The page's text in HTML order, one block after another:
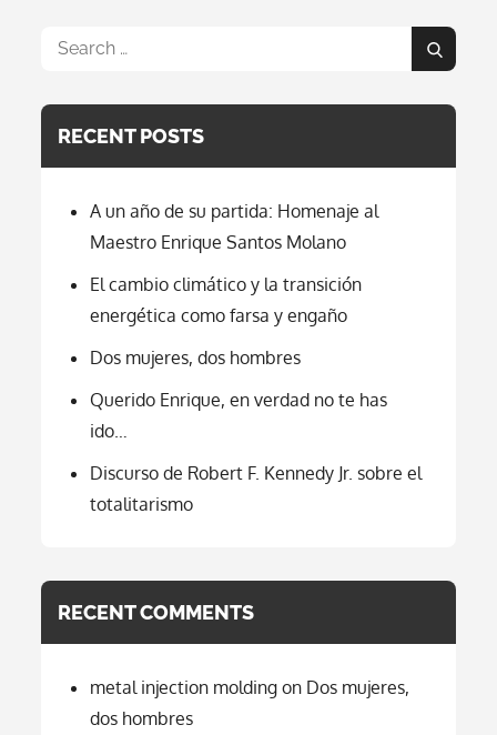
Search
Search
RECENT POSTS
A un año de su partida: Homenaje al
Maestro Enrique Santos Molano
El cambio climático y la transición
energética como farsa y engaño
Dos mujeres, dos hombres
Querido Enrique, en verdad no te has
ido…
Discurso de Robert F. Kennedy Jr. sobre el
totalitarismo
RECENT COMMENTS
metal injection molding on Dos mujeres,
dos hombres